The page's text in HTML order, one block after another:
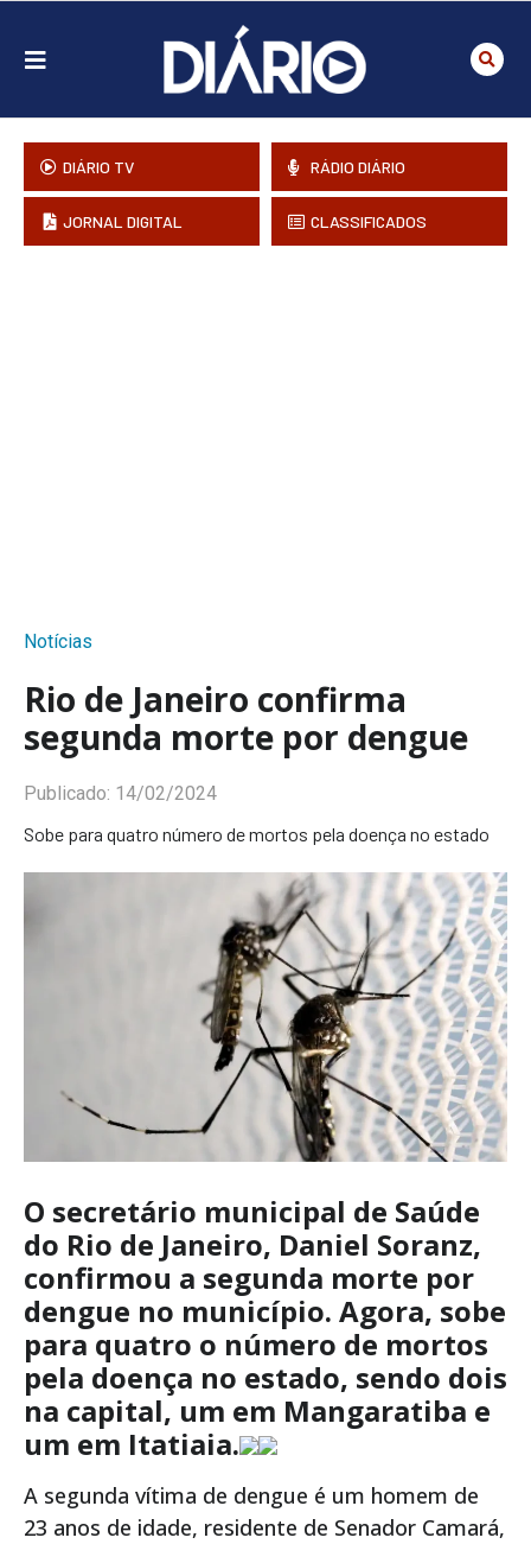
DIÁRIO TV RÁDIO DIÁRIO
JORNAL DIGITAL CLASSIFICADOS
Notícias
Rio de Janeiro confirma
segunda morte por dengue
Publicado: 14/02/2024
Sobe para quatro número de mortos pela doença no estado
O secretário municipal de Saúde
do Rio de Janeiro, Daniel Soranz,
confirmou a segunda morte por
dengue no município. Agora, sobe
para quatro o número de mortos
pela doença no estado, sendo dois
na capital, um em Mangaratiba e
um em Itatiaia.
A segunda vítima de dengue é um homem de
23 anos de idade, residente de Senador Camará,